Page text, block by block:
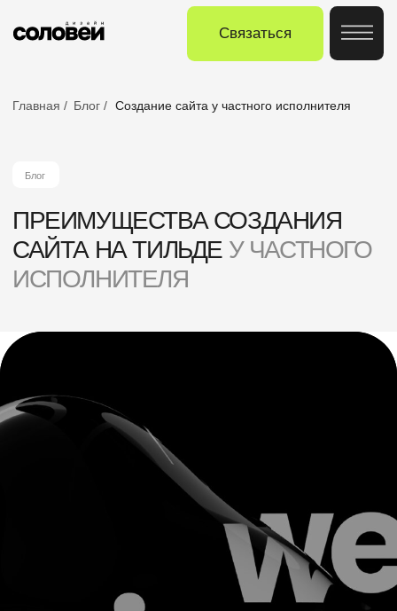
САЙТА НА ТИЛЬДЕ